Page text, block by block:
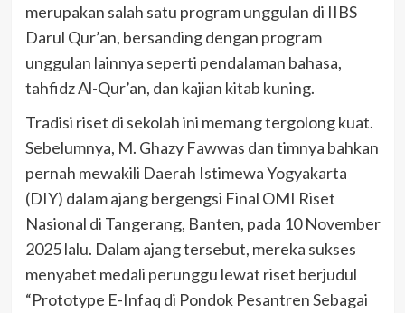
merupakan salah satu program unggulan di IIBS
Darul Qur’an, bersanding dengan program
unggulan lainnya seperti pendalaman bahasa,
tahfidz Al-Qur’an, dan kajian kitab kuning.
Tradisi riset di sekolah ini memang tergolong kuat.
Sebelumnya, M. Ghazy Fawwas dan timnya bahkan
pernah mewakili Daerah Istimewa Yogyakarta
(DIY) dalam ajang bergengsi Final OMI Riset
Nasional di Tangerang, Banten, pada 10 November
2025 lalu. Dalam ajang tersebut, mereka sukses
menyabet medali perunggu lewat riset berjudul
“Prototype E-Infaq di Pondok Pesantren Sebagai